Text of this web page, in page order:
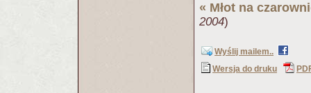
« Młot na
2004)
Wyślij mailem..
Wersja do druku